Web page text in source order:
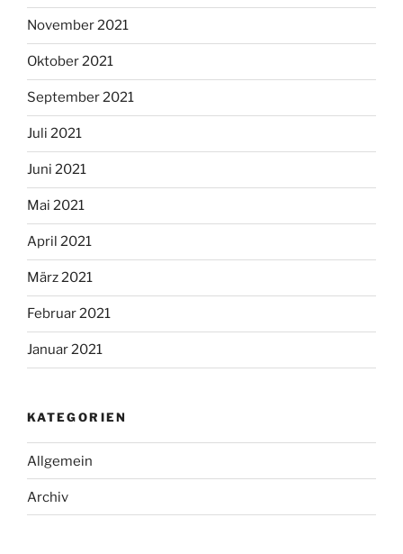
November 2021
Oktober 2021
September 2021
Juli 2021
Juni 2021
Mai 2021
April 2021
März 2021
Februar 2021
Januar 2021
KATEGORIEN
Allgemein
Archiv